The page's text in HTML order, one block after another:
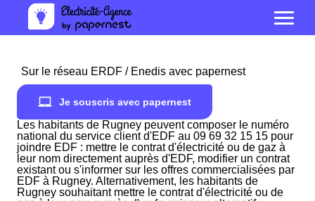
Sur le réseau ERDF / Enedis avec papernest
Je souscris avec papernest
Les habitants de Rugney peuvent composer le numéro
national du service client d'EDF au 09 69 32 15 15 pour
joindre EDF : mettre le contrat d'électricité ou de gaz à
leur nom directement auprès d'EDF, modifier un contrat
existant ou s'informer sur les offres commercialisées par
EDF à Rugney. Alternativement, les habitants de
Rugney souhaitant mettre le contrat d'électricité ou de